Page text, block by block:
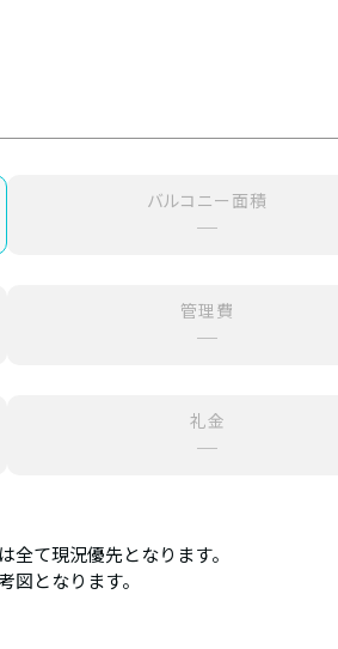
バルコニー面積
─
管理費
─
礼金
─
全て現況優先となります。
図となります。